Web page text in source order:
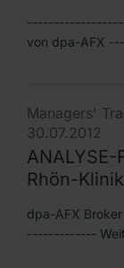
von dpa-AFX
Managers'
30.07.2012
Rhön-
dpa-AFX
-------------